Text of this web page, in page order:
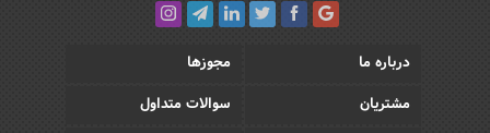
درباره ما
مجوزها
مشتریان
سوالات متداول